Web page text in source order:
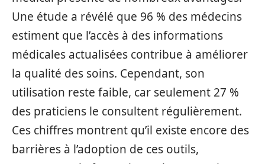
Une étude a révélé que 96 % des médecins
estiment que l’accès à des informations
médicales actualisées contribue à améliorer
la qualité des soins. Cependant, son
utilisation reste faible, car seulement 27 %
des praticiens le consultent régulièrement.
Ces chiffres montrent qu’il existe encore des
barrières à l’adoption de ces outils,